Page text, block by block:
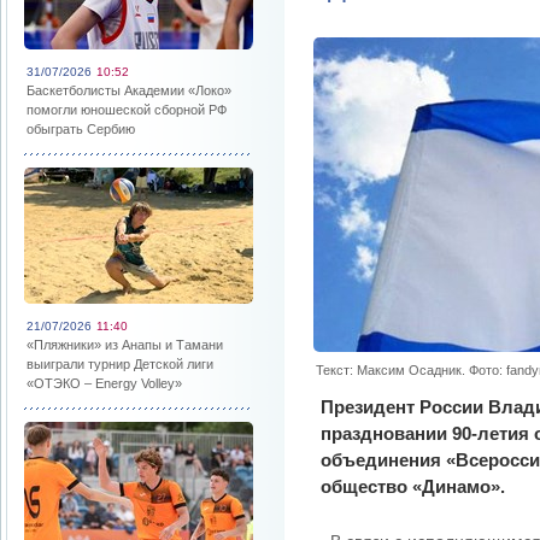
31/07/2026 10:52
Баскетболисты Академии «Локо»
помогли юношеской сборной РФ
обыграть Сербию
21/07/2026 11:40
«Пляжники» из Анапы и Тамани
выиграли турнир Детской лиги
«ОТЭКО – Energy Volley»
Текст: Максим Осадник. Фото:
Президент России
праздновании 90-летия
объединения
общество «Динамо».